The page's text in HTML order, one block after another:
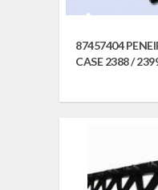
87457404
CASE 2388 /